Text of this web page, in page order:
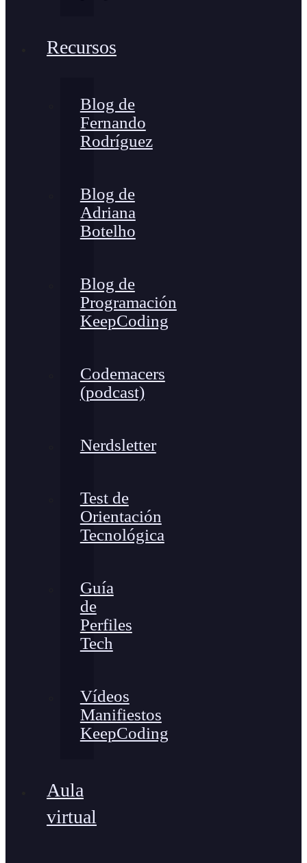
Recursos
Blog de
Fernando
Rodríguez
Blog de
Adriana
Botelho
Blog de
Programación
KeepCoding
Codemacers
(podcast)
Nerdsletter
Test de
Orientación
Tecnológica
Guía
de
Perfiles
Tech
Vídeos
Manifiestos
KeepCoding
Aula
virtual